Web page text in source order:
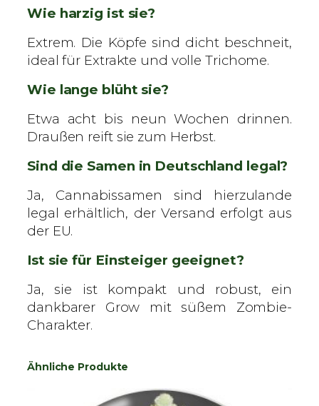
Wie harzig ist sie?
Extrem. Die Köpfe sind dicht beschneit,
ideal für Extrakte und volle Trichome.
Wie lange blüht sie?
Etwa acht bis neun Wochen drinnen.
Draußen reift sie zum Herbst.
Sind die Samen in Deutschland legal?
Ja, Cannabissamen sind hierzulande
legal erhältlich, der Versand erfolgt aus
der EU.
Ist sie für Einsteiger geeignet?
Ja, sie ist kompakt und robust, ein
dankbarer Grow mit süßem Zombie-
Charakter.
Ähnliche Produkte